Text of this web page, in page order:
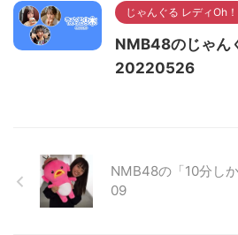
じゃんぐる レディOh！
NMB48のじゃん
20220526
NMB48の「10分し
09